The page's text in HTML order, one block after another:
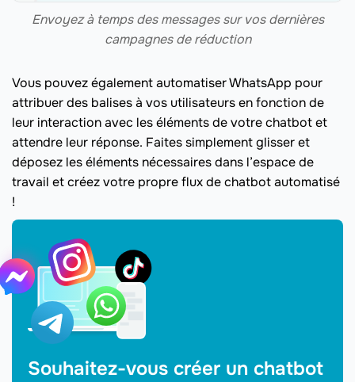
Envoyez à temps des messages sur vos dernières
campagnes de réduction
Vous pouvez également automatiser WhatsApp pour
attribuer des balises à vos utilisateurs en fonction de
leur interaction avec les éléments de votre chatbot et
attendre leur réponse. Faites simplement glisser et
déposez les éléments nécessaires dans l’espace de
travail et créez votre propre flux de chatbot automatisé
!
Souhaitez-vous créer un chatbot